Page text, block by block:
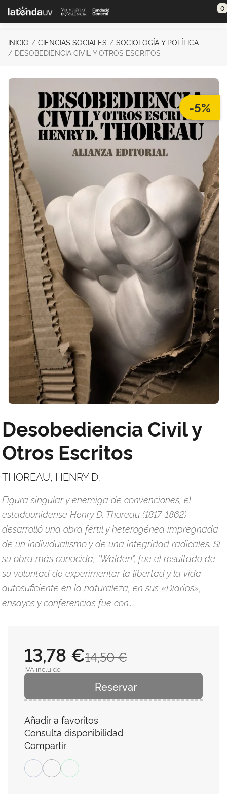
Saltar al contenido principal 0
INICIO CIENCIAS SOCIALES
SOCIOLOGÍA Y POLÍTICA
DESOBEDIENCIA CIVIL Y OTROS ESCRITOS
-5%
Desobediencia Civil y
Otros Escritos
THOREAU, HENRY D.
Figura singular y enemiga de convenciones, el
estadounidense Henry D. Thoreau (1817-1862)
desarrolló una obra fértil y heterogénea impregnada
de un individualismo y de una integridad radicales. Si
su obra más conocida, "Walden", fue el resultado de
su voluntad de experimentar la libertad y la vida
autosuficiente en la naturaleza, en sus «Diarios»,
ensayos y conferencias fue con...
14,50 €
13,78 €
IVA incluido
Reservar
Añadir a favoritos
Consulta disponibilidad
Compartir